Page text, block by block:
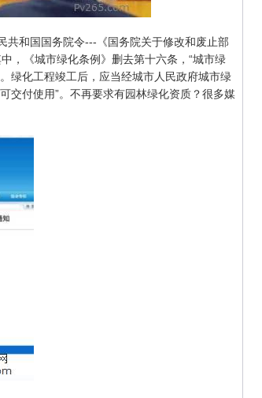
和国国务院令---《国务院关于修改和废止部
，《城市绿化条例》删去第十六条，“城市绿
绿化工程竣工后，应当经城市人民政府城市绿
交付使用”。不再要求有园林绿化资质？很多媒